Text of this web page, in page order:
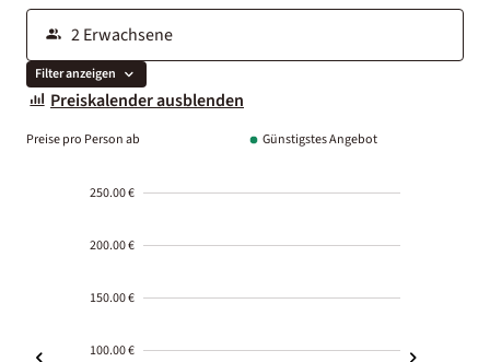
Filter anzeigen
Preiskalender ausblenden
Preise pro Person ab Günstigstes Angebot
250.00 €
200.00 €
150.00 €
100.00 €